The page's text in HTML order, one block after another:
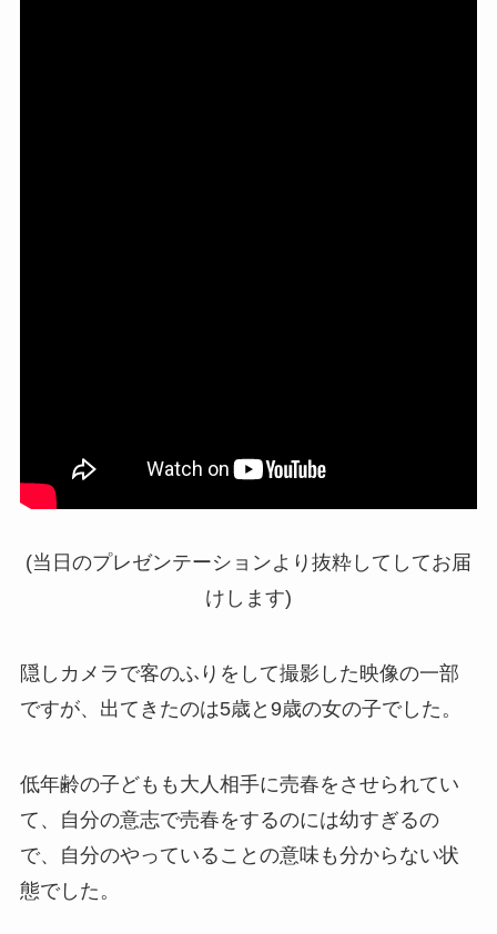
(当日のプレゼンテーションより抜粋してしてお届
けします)
隠しカメラで客のふりをして撮影した映像の一部
ですが、出てきたのは5歳と9歳の女の子でした。
低年齢の子どもも大人相手に売春をさせられてい
て、自分の意志で売春をするのには幼すぎるの
で、自分のやっていることの意味も分からない状
態でした。